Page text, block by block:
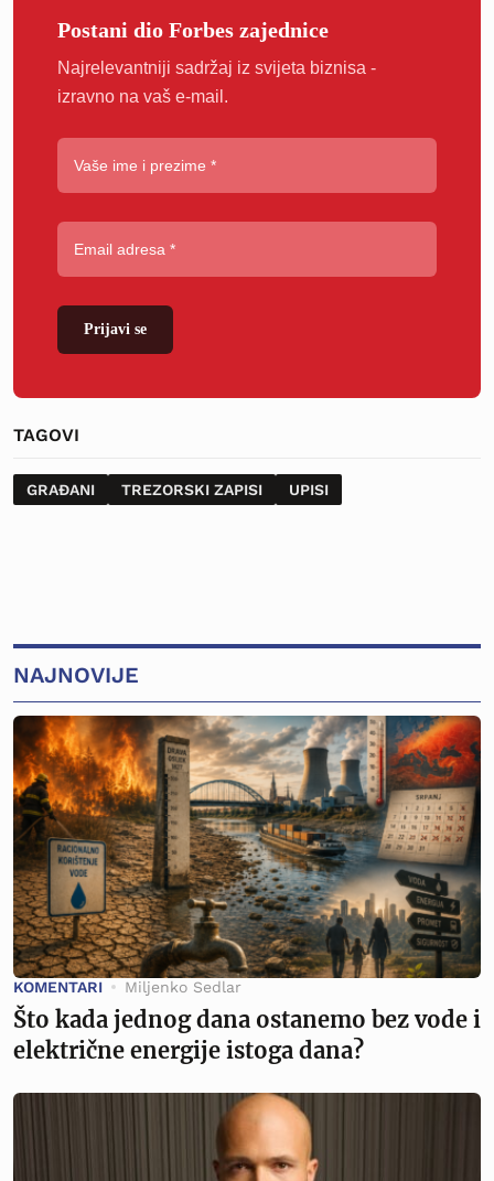
Postani dio Forbes zajednice
Najrelevantniji sadržaj iz svijeta biznisa -
izravno na vaš e-mail.
Prijavi se
TAGOVI
GRAĐANI TREZORSKI ZAPISI UPISI
NAJNOVIJE
KOMENTARI Miljenko Sedlar
Što kada jednog dana ostanemo bez vode i
električne energije istoga dana?